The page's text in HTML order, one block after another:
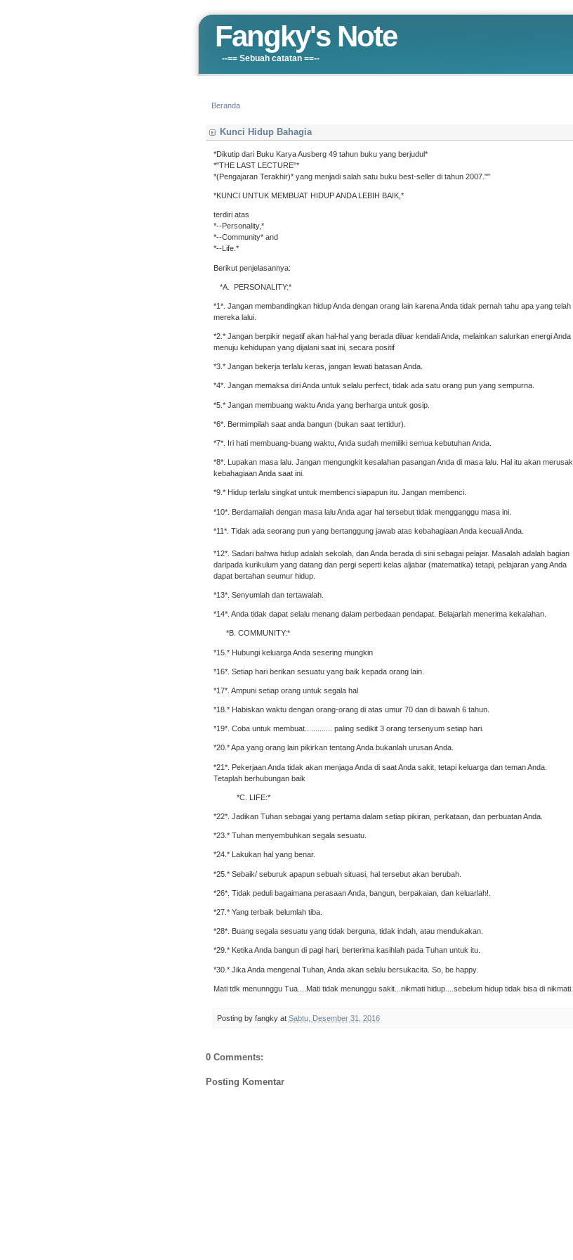
Fangky's Note
--== Sebuah catatan ==--
Beranda
Kunci Hidup Bahagia
*Dikutip dari Buku Karya Ausberg 49 tahun buku yang berjudul*
*"THE LAST LECTURE"*
*(Pengajaran Terakhir)* yang menjadi salah satu buku best-seller di tahun 2007.""
*KUNCI UNTUK MEMBUAT HIDUP ANDA LEBIH BAIK,*
terdiri atas
*--Personality,*
*--Community* and
*--Life.*
Berikut penjelasannya:
*A. PERSONALITY:*
*1*. Jangan membandingkan hidup Anda dengan orang lain karena Anda tidak pernah tahu apa yang telah
mereka lalui.
*2.* Jangan berpikir negatif akan hal-hal yang berada diluar kendali Anda, melainkan salurkan energi Anda
menuju kehidupan yang dijalani saat ini, secara positif
*3.* Jangan bekerja terlalu keras, jangan lewati batasan Anda.
*4*. Jangan memaksa diri Anda untuk selalu perfect, tidak ada satu orang pun yang sempurna.
*5.* Jangan membuang waktu Anda yang berharga untuk gosip.
*6*. Bermimpilah saat anda bangun (bukan saat tertidur).
*7*. Iri hati membuang-buang waktu, Anda sudah memiliki semua kebutuhan Anda.
*8*. Lupakan masa lalu. Jangan mengungkit kesalahan pasangan Anda di masa lalu. Hal itu akan merusak
kebahagiaan Anda saat ini.
*9.* Hidup terlalu singkat untuk membenci siapapun itu. Jangan membenci.
*10*. Berdamailah dengan masa lalu Anda agar hal tersebut tidak mengganggu masa ini.
*11*. Tidak ada seorang pun yang bertanggung jawab atas kebahagiaan Anda kecuali Anda.
*12*. Sadari bahwa hidup adalah sekolah, dan Anda berada di sini sebagai pelajar. Masalah adalah bagian
daripada kurikulum yang datang dan pergi seperti kelas aljabar (matematika) tetapi, pelajaran yang Anda
dapat bertahan seumur hidup.
*13*. Senyumlah dan tertawalah.
*14*. Anda tidak dapat selalu menang dalam perbedaan pendapat. Belajarlah menerima kekalahan.
*B. COMMUNITY:*
*15.* Hubungi keluarga Anda sesering mungkin
*16*. Setiap hari berikan sesuatu yang baik kepada orang lain.
*17*. Ampuni setiap orang untuk segala hal
*18.* Habiskan waktu dengan orang-orang di atas umur 70 dan di bawah 6 tahun.
*19*. Coba untuk membuat............. paling sedikit 3 orang tersenyum setiap hari.
*20.* Apa yang orang lain pikirkan tentang Anda bukanlah urusan Anda.
*21*. Pekerjaan Anda tidak akan menjaga Anda di saat Anda sakit, tetapi keluarga dan teman Anda.
Tetaplah berhubungan baik
*C. LIFE:*
*22*. Jadikan Tuhan sebagai yang pertama dalam setiap pikiran, perkataan, dan perbuatan Anda.
*23.* Tuhan menyembuhkan segala sesuatu.
*24.* Lakukan hal yang benar.
*25.* Sebaik/ seburuk apapun sebuah situasi, hal tersebut akan berubah.
*26*. Tidak peduli bagaimana perasaan Anda, bangun, berpakaian, dan keluarlah!.
*27.* Yang terbaik belumlah tiba.
*28*. Buang segala sesuatu yang tidak berguna, tidak indah, atau mendukakan.
*29.* Ketika Anda bangun di pagi hari, berterima kasihlah pada Tuhan untuk itu.
*30.* Jika Anda mengenal Tuhan, Anda akan selalu bersukacita. So, be happy.
Mati tdk menunnggu Tua....Mati tidak menunggu sakit...nikmati hidup....sebelum hidup tidak bisa di nikmati.
Posting by fangky at Sabtu, Desember 31, 2016
0 Comments:
Posting Komentar